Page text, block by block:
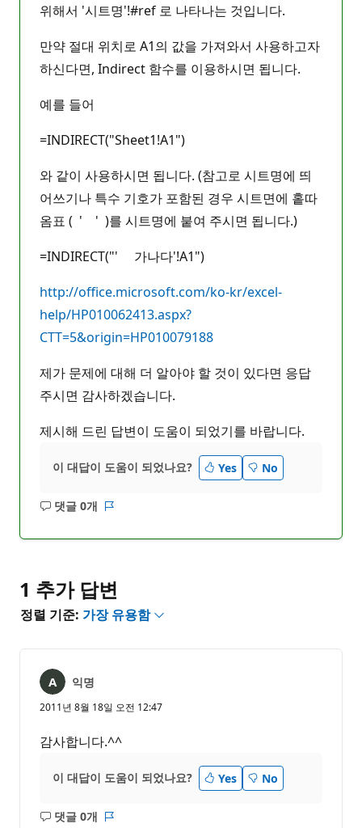
위해서 '시트명'!#ref 로 나타나는 것입니다.
만약 절대 위치로 A1의 값을 가져와서 사용하고자
하신다면, Indirect 함수를 이용하시면 됩니다.
예를 들어
=INDIRECT("Sheet1!A1")
와 같이 사용하시면 됩니다. (참고로 시트명에 띄
어쓰기나 특수 기호가 포함된 경우 시트면에 홑따
옴표 ( ' ' )를 시트명에 붙여 주시면 됩니다.)
=INDIRECT("' 가나다'!A1")
http://office.microsoft.com/ko-kr/excel-
help/HP010062413.aspx?
CTT=5&origin=HP010079188
제가 문제에 대해 더 알아야 할 것이 있다면 응답
주시면 감사하겠습니다.
제시해 드린 답변이 도움이 되었기를 바랍니다.
이 대답이 도움이 되었나요? Yes No
댓글 0개
설
1 추가 답변
정렬 기준: 가장 유용함
익명
2011년 8월 18일 오전 12:47
감사합니다.^^
이 대답이 도움이 되었나요? Yes No
댓글 0개
설